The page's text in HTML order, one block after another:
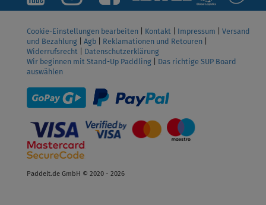
Cookie-Einstellungen bearbeiten Kontakt Impressum
Versand
und Bezahlung
Agb Reklamationen und Retouren
Widerrufsrecht
Datenschutzerklärung
Wir beginnen mit Stand-Up Paddling
Das richtige SUP Board
auswählen
Paddelt.de GmbH © 2020 - 2026